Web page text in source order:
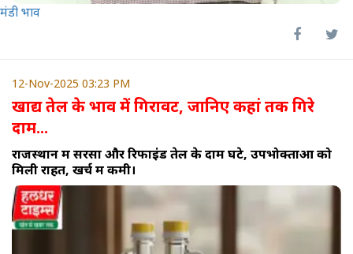
मंडी भाव
12-Nov-2025 03:23 PM
खाद्य तेल के भाव में गिरावट, जानिए कहां तक गिरे
दाम...
राजस्थान में सरसों और रिफाइंड तेल के दाम घटे, उपभोक्ताओं को
मिली राहत, खर्च में कमी।